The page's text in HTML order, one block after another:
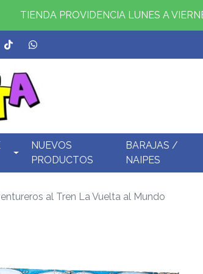
TIENDA PROVIDENCIA LUNES A
NUEVOS
PRODUCTOS
BARAJAS /
NAIPES
al Tren La Vuelta al Mundo